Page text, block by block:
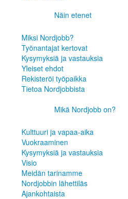
Näin etenet
Miksi Nordjobb?
Työnantajat kertovat
Kysymyksiä ja vastauksia
Yleiset ehdot
Rekisteröi työpaikka
Tietoa Nordjobbista
Mikä Nordjobb on?
Kulttuuri ja vapaa-aika
Vuokraaminen
Kysymyksiä ja vastauksia
Visio
Meidän tarinamme
Nordjobbin lähettiläs
Ajankohtaista